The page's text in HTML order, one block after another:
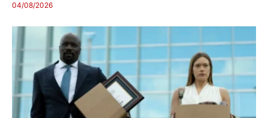
04/08/2026